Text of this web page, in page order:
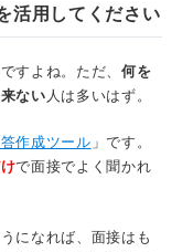
活用してください
すよね。ただ、 何を
ない 人は多いはず。
作成ツール 」です。
で面接でよく聞かれ
になれば、面接はも